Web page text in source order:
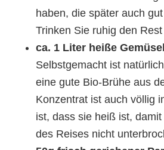
haben, die später auch
Trinken Sie ruhig den
ca. 1 Liter heiße
Selbstgemacht ist
eine gute Bio-Brühe aus
Konzentrat ist auch völlig
ist, dass sie heiß ist,
des Reises nicht